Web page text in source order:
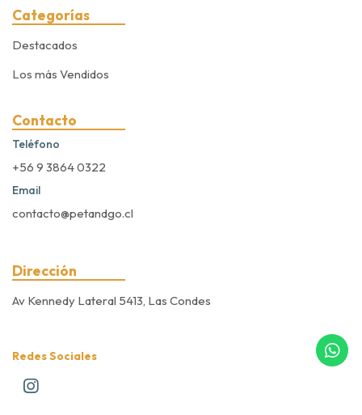
Categorías
Destacados
Los más Vendidos
Contacto
Teléfono
+56 9 3864 0322
Email
contacto@petandgo.cl
Dirección
Av Kennedy Lateral 5413, Las Condes
Redes Sociales